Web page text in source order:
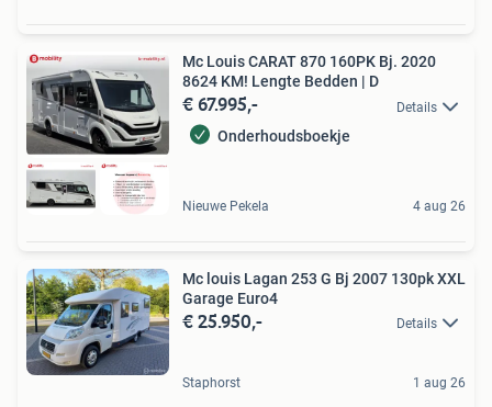
Mc Louis CARAT 870 160PK Bj. 2020
8624 KM! Lengte Bedden | D
€ 67.995,- Details
Onderhoudsboekje
Nieuwe Pekela 4 aug 26
Mc louis Lagan 253 G Bj 2007 130pk XXL
Garage Euro4
€ 25.950,- Details
Staphorst 1 aug 26